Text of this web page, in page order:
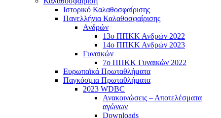
Ιστορικό Καλαθοσφαίρισης
Πανελλήνια Καλαθοσφαίρισης
Ανδρών
13ο ΠΠΚΚ Ανδρών 2022
14ο ΠΠΚΚ Ανδρών 2023
Γυναικών
7ο ΠΠΚΚ Γυναικών 2022
Ευρωπαϊκά Πρωταθλήματα
Παγκόσμια Πρωταθλήματα
2023 WDBC
Ανακοινώσεις – Αποτελέσματα
αγώνων
Downloads